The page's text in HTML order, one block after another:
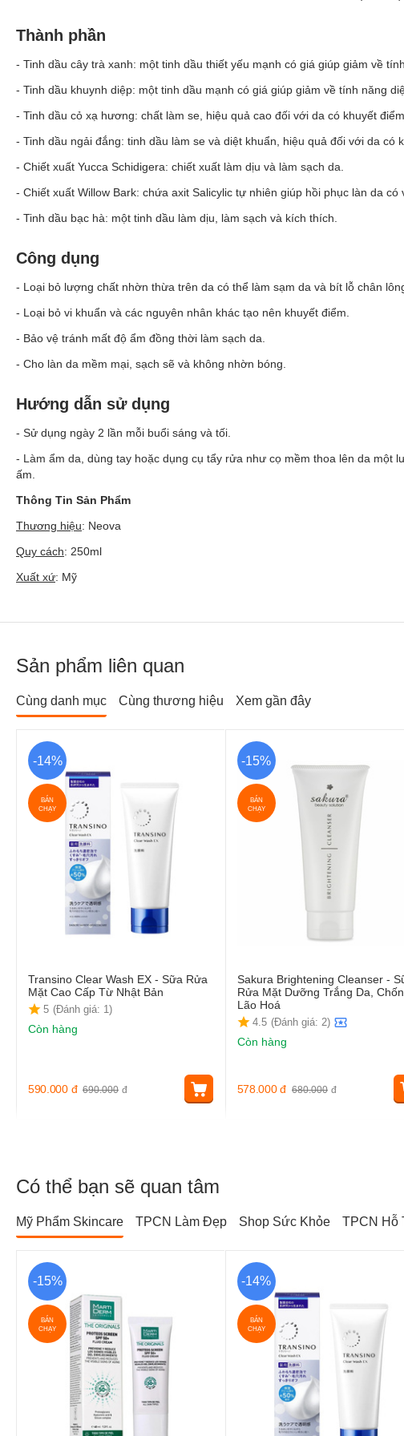
Thành phần
- Tinh dầu cây trà xanh: một tinh dầu thiết yếu mạnh có giá giúp giảm về
- Tinh dầu khuynh diệp: một tinh dầu mạnh có giá giúp giảm về tính năng
- Tinh dầu cỏ xạ hương: chất làm se, hiệu quả cao đối với da có khuyết điểm.
- Tinh dầu ngải đắng: tinh dầu làm se và diệt khuẩn, hiệu quả đối với da có
- Chiết xuất Yucca Schidigera: chiết xuất làm dịu và làm sạch da
- Chiết xuất Willow Bark: chứa axit Salicylic tự nhiên giúp hồi phục làn da có
- Tinh dầu bạc hà: một tinh dầu làm dịu, làm sạch và kích thích.
Công dụng
- Loại bỏ lượng chất nhờn thừa trên da có thể làm sạm da và bít lỗ chân
- Loại bỏ vi khuẩn và các nguyên nhân khác tạo nên khuyết điểm.
- Bảo vệ tránh mất độ ẩm đồng thời làm sạch da.
- Cho làn da mềm mại, sạch sẽ và không nhờn bóng.
Hướng dẫn sử dụng
- Sử dụng ngày 2 lần mỗi buổi sáng và tối.
- Làm ẩm da , dùng tay hoặc dụng cụ tẩy rửa như cọ mềm thoa lên da
ấm.
Thông Tin Sản Phẩm
Thương hiệu: Neova
Quy cách: 250ml
Xuất xứ: Mỹ
Sản phẩm liên quan
Cùng danh mục Cùng thương hiệu Xem gần đây
-14%
BÁN
CHẠY
Transino Clear Wash EX - Sữa Rửa
Mặt Cao Cấp Từ Nhật Bản
5 (Đánh giá: 1)
Còn hàng
690.000 đ
590.000 đ
-15%
BÁN
CHẠY
Sakura Brightening Cleanser -
Rửa Mặt Dưỡng Trắng Da,
Lão Hoá
4.5 (Đánh giá: 2)
Còn hàng
680.000 đ
578.000 đ
Có thể bạn sẽ quan tâm
Mỹ Phẩm Skincare TPCN Làm Đẹp Shop Sức Khỏe TPCN Hỗ
-15%
BÁN
CHẠY
-14%
BÁN
CHẠY